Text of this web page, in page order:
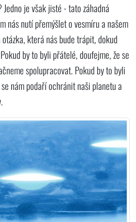
je však jisté - tato záhadná
nás nutí přemýšlet o vesmíru a našem
která nás bude trápit, dokud
by to byli přátelé, doufejme, že se
spolupracovat. Pokud by to byli
nám podaří ochránit naši planetu a